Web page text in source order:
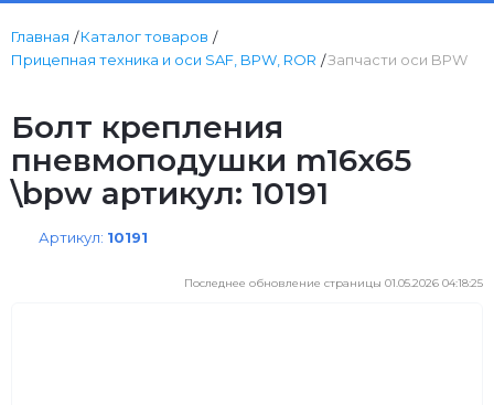
Главная
Каталог товаров
Прицепная техника и оси SAF, BPW, ROR
Запчасти оси BPW
Болт крепления
пневмоподушки m16x65
\bpw артикул: 10191
Артикул: 10191
Последнее обновление страницы 01.05.2026 04:18:25